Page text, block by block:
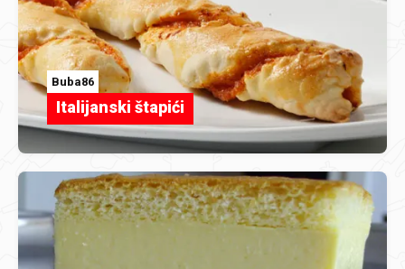
Buba86
Italijanski štapići